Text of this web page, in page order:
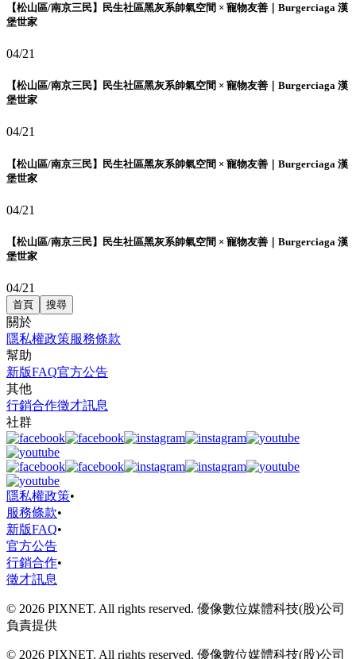
【松山區/南京三民】民生社區黑灰系帥氣空間 × 寵物友善｜Burgerciaga 漢
堡世家
04/21
【松山區/南京三民】民生社區黑灰系帥氣空間 × 寵物友善｜Burgerciaga 漢
堡世家
04/21
【松山區/南京三民】民生社區黑灰系帥氣空間 × 寵物友善｜Burgerciaga 漢
堡世家
04/21
【松山區/南京三民】民生社區黑灰系帥氣空間 × 寵物友善｜Burgerciaga 漢
堡世家
04/21
首頁 搜尋
關於
隱私權政策服務條款
幫助
新版FAQ官方公告
其他
行銷合作徵才訊息
社群
隱私權政策•
服務條款•
新版FAQ•
官方公告
行銷合作•
徵才訊息
© 2026 PIXNET. All rights reserved. 優像數位媒體科技(股)公司
負責提供
© 2026 PIXNET. All rights reserved. 優像數位媒體科技(股)公司